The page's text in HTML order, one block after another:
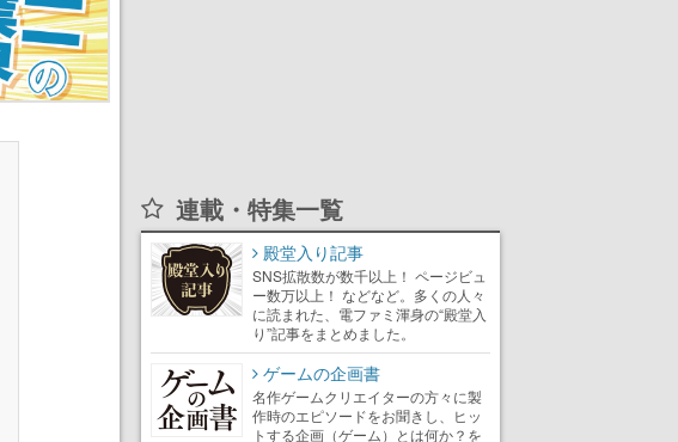
連載・特集一覧
殿堂入り記事
SNS拡散数が数千以上！ ページビュ
ー数万以上！ などなど。多くの人々
に読まれた、電ファミ渾身の“殿堂入
り”記事をまとめました。
ゲームの企画書
名作ゲームクリエイターの方々に製
作時のエピソードをお聞きし、ヒッ
トする企画（ゲーム）とは何か？を